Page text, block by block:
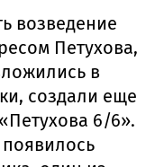
возведение
Петухова,
в
создали еще
6/6».